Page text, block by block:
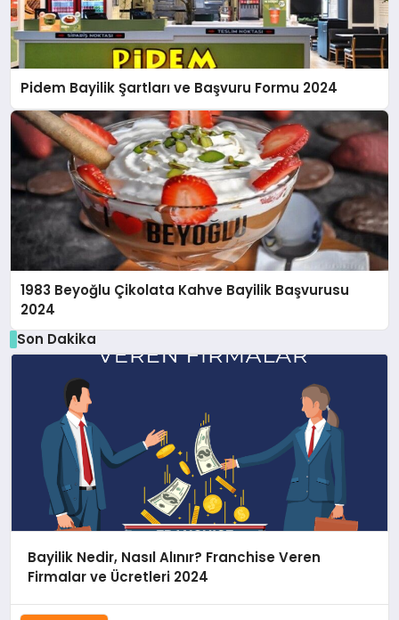
Pidem Bayilik Şartları ve Başvuru Formu 2024
1983 Beyoğlu Çikolata Kahve Bayilik Başvurusu
2024
Son Dakika
Bayilik Nedir, Nasıl Alınır? Franchise Veren
Firmalar ve Ücretleri 2024